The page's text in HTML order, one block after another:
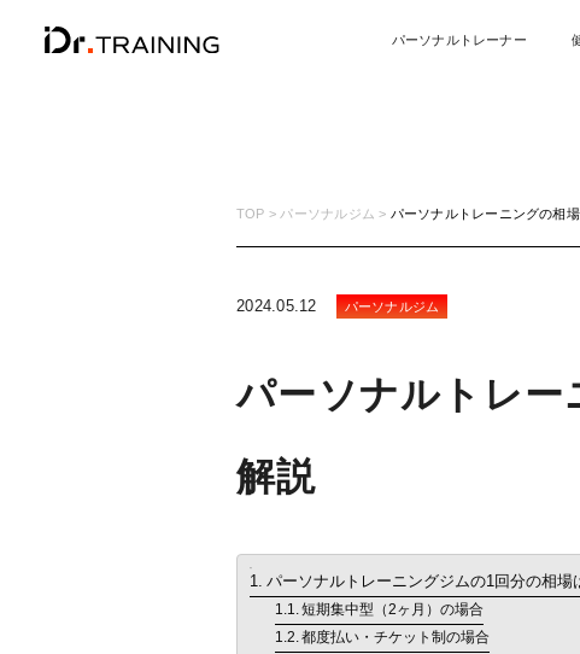
TOP パーソナルジム パーソナルトレーニングの相
2024.05.12 パーソナルジム
パーソナルトレー
解説
パーソナルトレーニングジムの1回分の相場
短期集中型（2ヶ月）の場合
都度払い・チケット制の場合
パーソナルトレーナー